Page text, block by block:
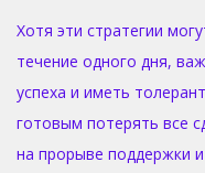
Хотя эти стратегии
течение одного дня,
успеха и иметь
готовым потерять все
на прорыве поддержки